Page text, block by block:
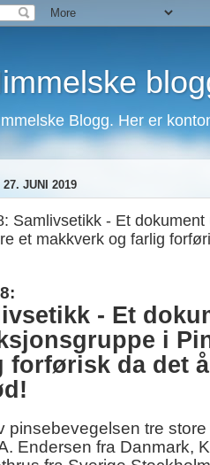
Blogg. Her er
27. JUNI 2019
Samlivsetikk - Et
et makkverk og farlig
- Et
i
forførisk da det
pinsebevegelsen tre
Endersen fra Danmark,